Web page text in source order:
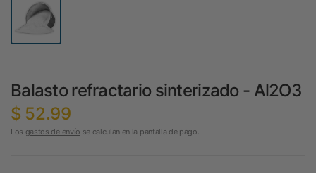
Balasto refractario sinterizado - Al2O3
$ 52.99
Los gastos de envío se calculan en la pantalla de pago.